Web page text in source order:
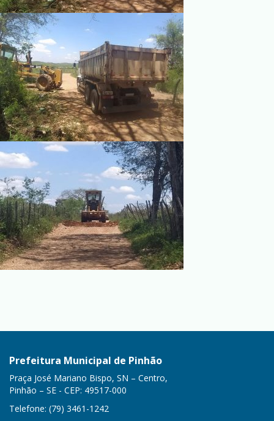
Prefeitura Municipal de Pinhão
Praça José Mariano Bispo, SN – Centro,
Pinhão – SE - CEP: 49517-000
Telefone: (79) 3461-1242